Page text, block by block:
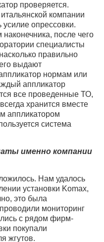
проверяется.
компании
опрессовки.
после чего
специалисты
правильно
выдают
нормам или
аппликатор
все проведенные ТО,
хранится вместе
аппликатором
система
именно компании
Нам удалось
установки Komax,
это была
мониторинг
с рядом фирм-
покупали
жгутов.